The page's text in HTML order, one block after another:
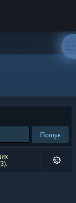
Пошук